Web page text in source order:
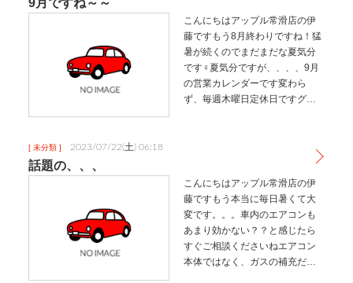
こんにちはアップル常滑店の伊
藤ですもう8月終わりですね！猛
暑が続くのでまだまだな夏気分
です️‍♀️夏気分ですが、、、、9月
の営業カレンダーです変わら
ず、毎週木曜日定休日ですグー
レ行ってきます餃子まつり202…
[ 未分類 ] 2023/07/22(土) 06:18
話題の、、、
こんにちはアップル常滑店の伊
藤ですもう本当に毎日暑くて大
変です。。。車内のエアコンも
あまり効かない？？と感じたら
すぐご相談くださいねエアコン
本体ではなく、ガスの補充だけ